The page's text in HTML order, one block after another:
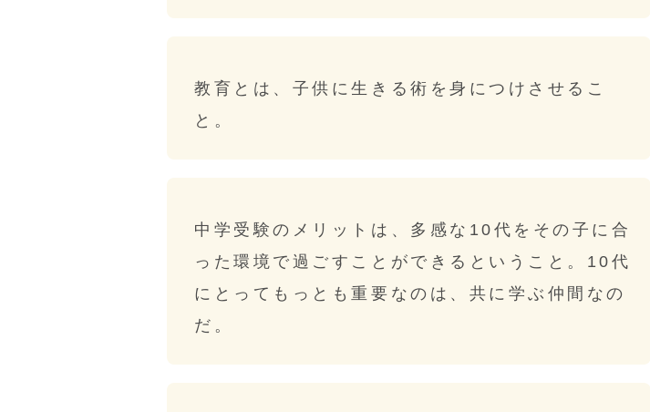
教育とは、子供に生きる術を身につけさせるこ
と。
中学受験のメリットは、多感な10代をその子に合
った環境で過ごすことができるということ。10代
にとってもっとも重要なのは、共に学ぶ仲間なの
だ。